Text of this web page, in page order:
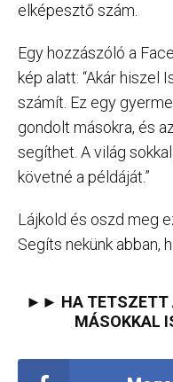
elképesztő szám.
Egy hozzászóló a
kép alatt: “Akár hiszel
számít. Ez egy
gondolt másokra, és
segíthet. A világ
követné a példáját.”
Lájkold és oszd meg
Segíts nekünk abban,
►► HA TETSZETT
MÁSOKKAL